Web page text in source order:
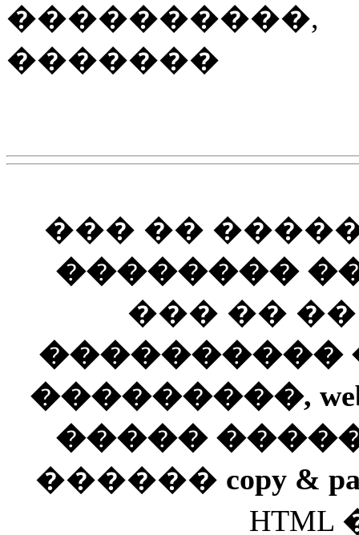
�������
��� ��
��������
��� ��
����������
���������,
�����
������ copy &